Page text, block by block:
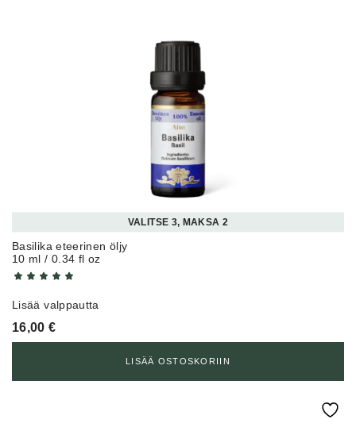
VALITSE 3, MAKSA 2
Basilika eteerinen öljy
10 ml / 0.34 fl oz
Lisää valppautta
16,00€
LISÄÄ OSTOSKORIIN